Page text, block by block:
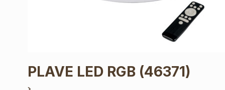
PLAVE LED RGB (46371)